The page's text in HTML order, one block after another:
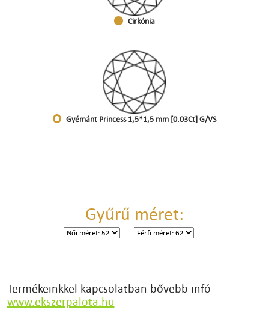
Cirkónia
Gyémánt Princess 1,5*1,5 mm [0.03Ct] G/VS
Gyűrű méret:
Termékeinkkel kapcsolatban bővebb infó
www.ekszerpalota.hu